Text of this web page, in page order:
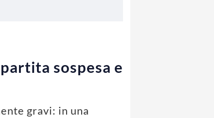
sospesa e
gravi: in una